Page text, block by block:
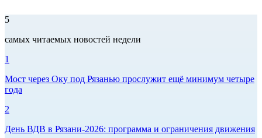
5
самых читаемых новостей недели
1
Мост через Оку под Рязанью прослужит ещё минимум четыре
года
2
День ВДВ в Рязани‑2026: программа и ограничения движения